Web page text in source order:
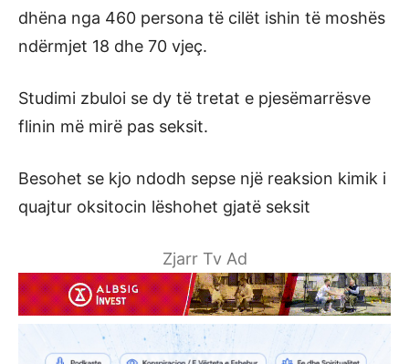
dhëna nga 460 persona të cilët ishin të moshës
ndërmjet 18 dhe 70 vjeç.
Studimi zbuloi se dy të tretat e pjesëmarrësve
flinin më mirë pas seksit.
Besohet se kjo ndodh sepse një reaksion kimik i
quajtur oksitocin lëshohet gjatë seksit
Zjarr Tv Ad